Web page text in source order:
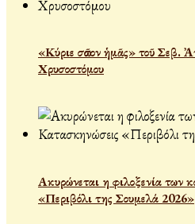
«Κύριε σῶσον ἡμᾶς» τοῦ Σεβ.
Χρυσοστόμου
Ακυρώνεται η φιλοξενία των
«Περιβόλι της Σουμελά 2026»